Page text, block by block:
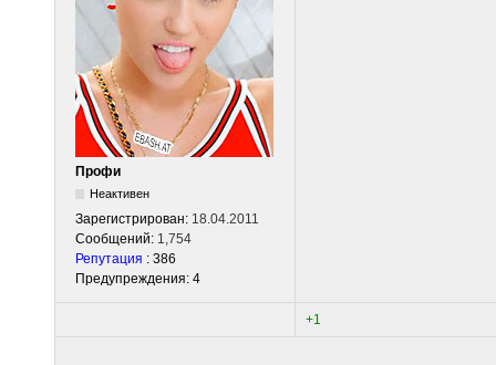
Профи
Неактивен
Зарегистрирован: 18.04.2011
Сообщений: 1,754
Репутация : 386
Предупреждения: 4
+1